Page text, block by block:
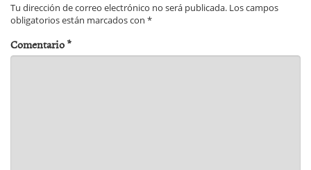
Tu dirección de correo electrónico no será publicada. Los campos
obligatorios están marcados con *
Comentario*